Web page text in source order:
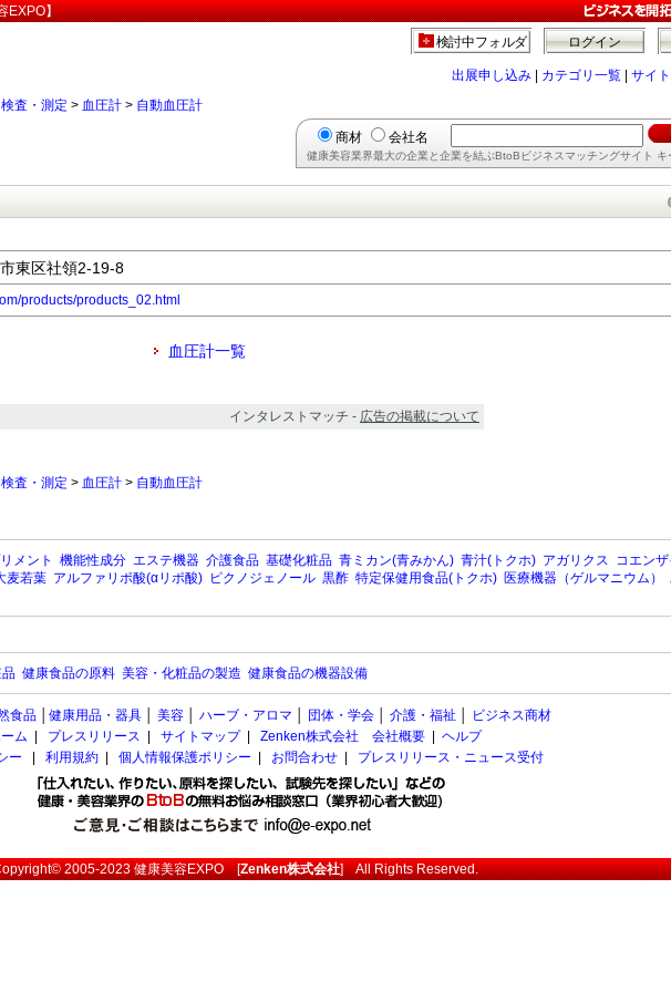
EXPO】
ログイン
検討中フォルダ
出展申し込み カテゴリ一覧 サイ
検査・測定 > 血圧計 > 自動血圧計
商材 会社名
健康美容業界最大の企業と企業を結ぶBtoBビジネスマッチングサイト キ
東区社領2-19-8
products/products_02.html
血圧計一覧
インタレストマッチ - 広告の掲載について
検査・測定 > 血圧計 > 自動血圧計
メント 機能性成分 エステ機器 介護食品 基礎化粧品 青ミカン(青みかん) 青汁(トクホ) アガリクス コエン
麦若葉 アルファリポ酸(αリポ酸) ピクノジェノール 黒酢 特定保健用食品(トクホ) 医療機器（ゲルマニウム）
健康食品の原料 美容・化粧品の製造 健康食品の機器設備
食品 健康用品・器具 美容 ハーブ・アロマ 団体・学会 介護・福祉
ビジネス商材
ム
プレスリリース サイトマップ| Zenken株式会社 会社概要
ヘルプ
ー
利用規約 個人情報保護ポリシー お問合わせ プレスリリース・ニュース受付
2005-2023健康美容EXPO[Zenken株式会社] All Rights Reserved.